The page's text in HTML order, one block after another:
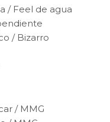
/ Feel de agua
/ Bizarro
/ MMG